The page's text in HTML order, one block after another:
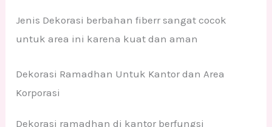
Jenis Dekorasi berbahan fiberr sangat cocok
untuk area ini karena kuat dan aman
Dekorasi Ramadhan Untuk Kantor dan Area
Korporasi
Dekorasi ramadhan di kantor berfungsi